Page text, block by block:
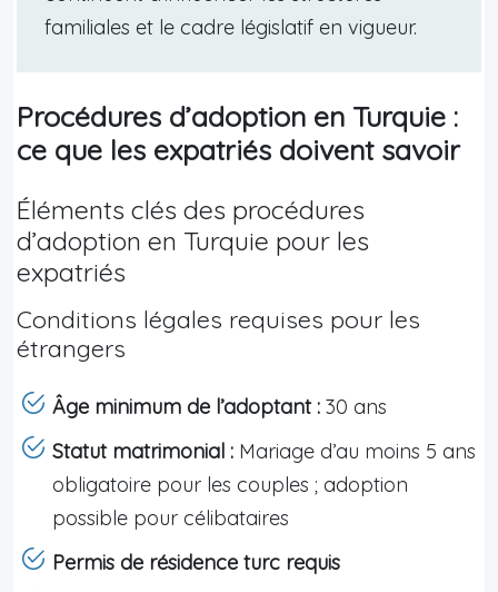
familiales et le cadre législatif en vigueur.
Procédures d’adoption en Turquie :
ce que les expatriés doivent savoir
Éléments clés des procédures
d’adoption en Turquie pour les
expatriés
Conditions légales requises pour les
étrangers
Âge minimum de l’adoptant : 30 ans
Statut matrimonial : Mariage d’au moins 5 ans
obligatoire pour les couples ; adoption
possible pour célibataires
Permis de résidence turc requis